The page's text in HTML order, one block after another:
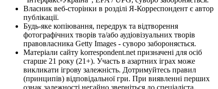
Власник веб-сторінки в розділі Я-Корреспондент є автор
публікації.
Будь-яке копіювання, передрук та відтворення
фотографічних творів та/або аудіовізуальних творів
правовласника Getty Images - суворо забороняється.
Матеріали сайту korrespondent.net призначені для осіб
старше 21 року (21+). Участь в азартних іграх може
викликати ігрову залежність. Дотримуйтесь правил
(принципів) відповідальної гри. При виявленні перших
ознак залежності негайно зверніться до спеціаліста.